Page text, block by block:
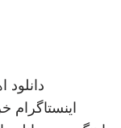
دانلود
اینستاگرام